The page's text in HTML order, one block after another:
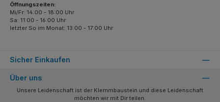
Sicher Einkaufen
Öffnungszeiten:
Mi/Fr: 14:00 - 18:00 Uhr
Sa: 11:00 - 16:00 Uhr
letzter So im Monat: 13:00 - 17:00 Uhr
Über uns
Unsere Leidenschaft ist der Klemmbaustein und diese Leidenschaft
möchten wir mit Dir teilen.